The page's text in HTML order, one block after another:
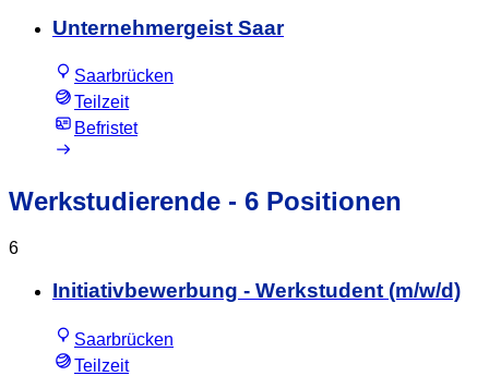
Unternehmergeist Saar
Saarbrücken
Teilzeit
Befristet
Werkstudierende - 6 Positionen
6
Initiativbewerbung - Werkstudent (m/w/d)
Saarbrücken
Teilzeit